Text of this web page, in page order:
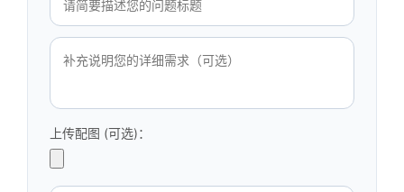
上传配图 (可选)：